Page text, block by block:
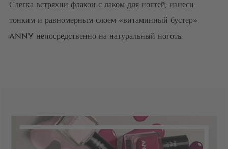
Слегка встряхни флакон с лаком для ногтей, нанеси
тонким и равномерным слоем «витаминный бустер»
ANNY непосредственно на натуральный ноготь.